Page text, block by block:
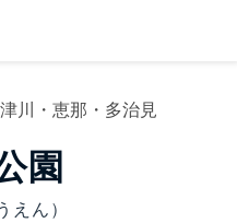
川・恵那・多治見
園
えん）